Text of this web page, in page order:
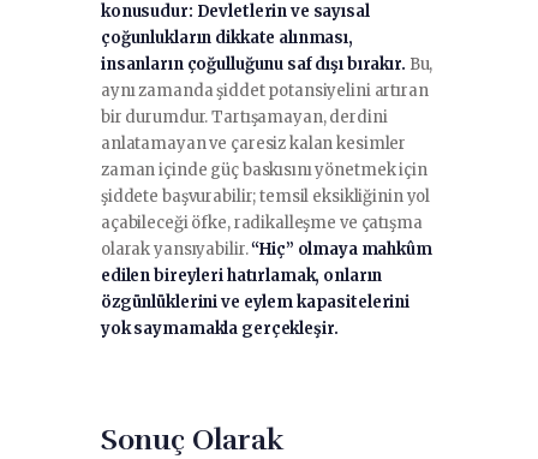
konusudur: Devletlerin ve sayısal
çoğunlukların dikkate alınması,
insanların çoğulluğunu saf dışı bırakır. Bu,
aynı zamanda şiddet potansiyelini artıran
bir durumdur. Tartışamayan, derdini
anlatamayan ve çaresiz kalan kesimler
zaman içinde güç baskısını yönetmek için
şiddete başvurabilir; temsil eksikliğinin yol
açabileceği öfke, radikalleşme ve çatışma
olarak yansıyabilir.“Hiç” olmaya mahkûm
edilen bireyleri hatırlamak, onların
özgünlüklerini ve eylem kapasitelerini
yok saymamakla gerçekleşir.
Sonuç Olarak